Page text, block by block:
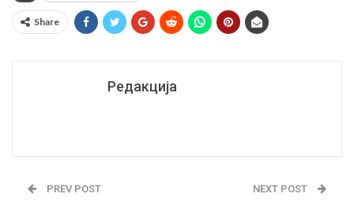
Share
Редакција
PREV POST NEXT POST